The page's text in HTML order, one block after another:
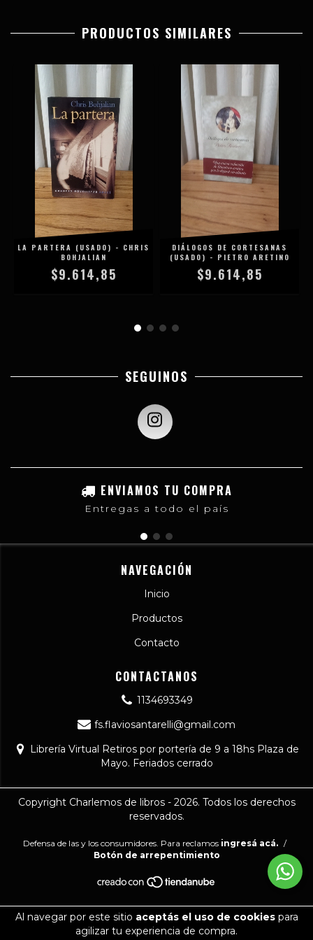
Al navegar por este sitio aceptás el uso de cookiespara
agilizar tu experiencia de compra.
PRODUCTOS SIMILARES
LA PARTERA (USADO) - CHRIS
BOHJALIAN
$9.614,85
DIÁLOGOS DE CORTESANAS
(USADO) - PIETRO ARETINO
$9.614,85
SEGUINOS
ENVIAMOS TU COMPRA
Entregas a todo el país
NAVEGACIÓN
Inicio
Productos
Contacto
CONTACTANOS
1134693349
fs.flaviosantarelli@gmail.com
Librería Virtual Retiros por portería de 9 a 18hs Plaza de
Mayo. Feriados cerrado
Copyright Charlemos de libros - 2026. Todos los derechos
reservados.
Defensa de las y los consumidores. Para reclamos ingresá acá. /
Botón de arrepentimiento